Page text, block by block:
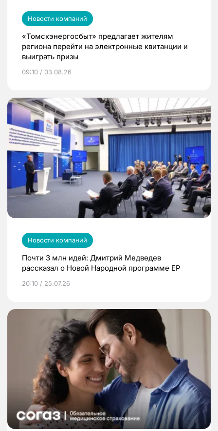
Новости компаний
«Томскэнергосбыт» предлагает жителям
региона перейти на электронные квитанции и
выиграть призы
09:10 / 03.08.26
Новости компаний
Почти 3 млн идей: Дмитрий Медведев
рассказал о Новой Народной программе ЕР
20:10 / 25.07.26